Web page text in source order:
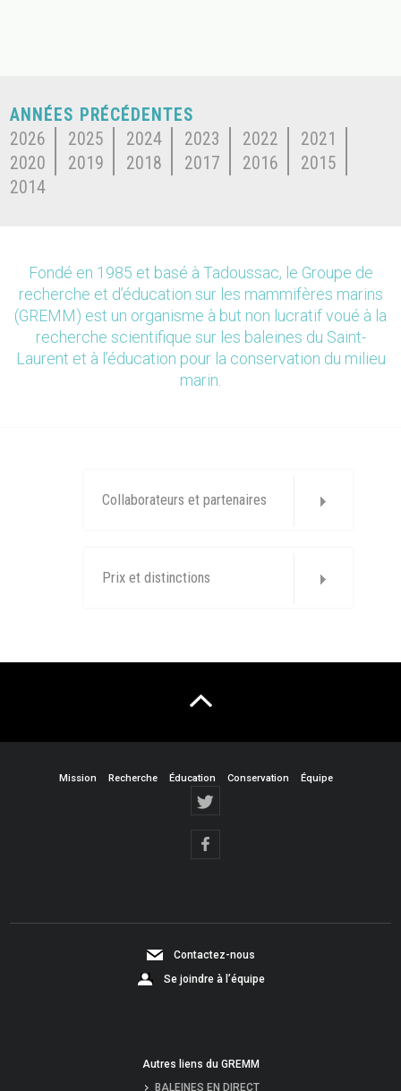
ANNÉES PRÉCÉDENTES
2026
2025 2024 2023 2022
2021
2020
2019 2018 2017 2016
2015
2014
Fondé en 1985 et basé à Tadoussac, le Groupe de
recherche et d’éducation sur les mammifères marins
(GREMM) est un organisme à but non lucratif voué à la
recherche scientifique sur les baleines du Saint-
Laurent et à l’éducation pour la conservation du milieu
marin.
Collaborateurs et partenaires
Prix et distinctions
Mission Recherche Éducation Conservation Équipe
Contactez-nous
Se joindre à l’équipe
Autres liens du GREMM
BALEINES EN DIRECT